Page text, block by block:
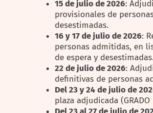
15 de julio de 2026:
provisionales de
desestimadas.
16 y 17 de julio de 2026:
personas admitidas, en
de espera y desestimadas.
22 de julio de 2026:
definitivas de personas
Del 23 y 24 de julio de
plaza adjudicada (GRADO